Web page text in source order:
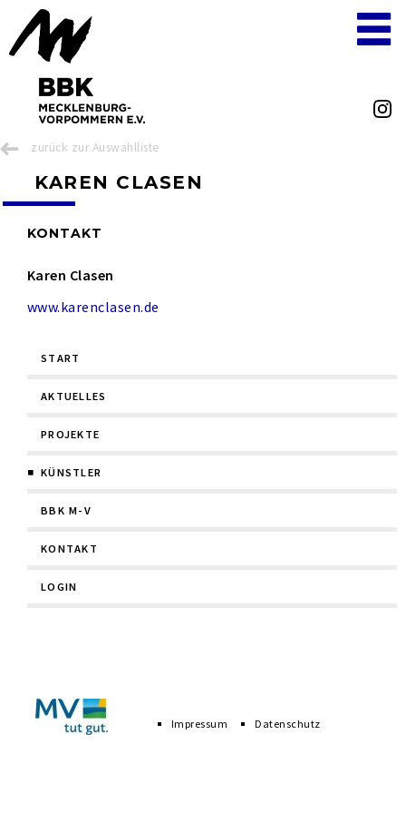
zurück zur Auswahlliste
KAREN CLASEN
KONTAKT
Karen Clasen
www.karenclasen.de
überspringen
START
AKTUELLES
PROJEKTE
KÜNSTLER
BBK M-V
KONTAKT
LOGIN
überspringenImpressum Datenschutz